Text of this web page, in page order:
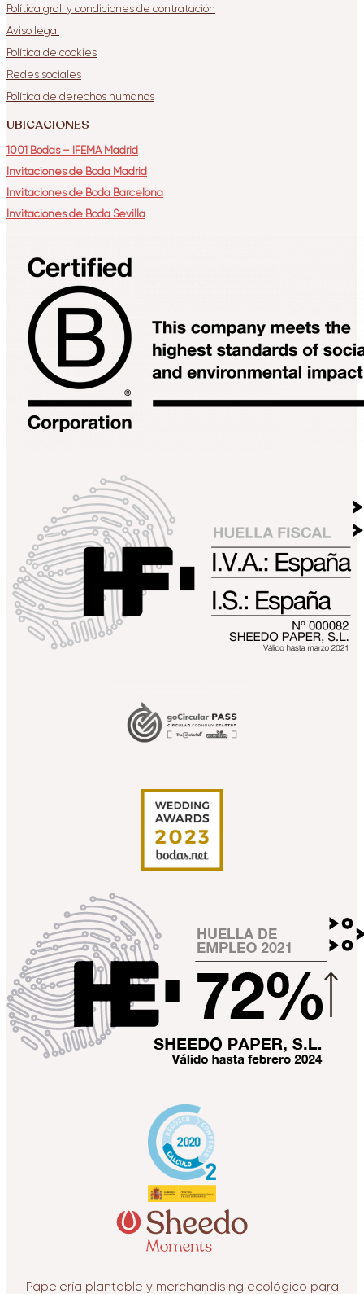
Política gral. y condiciones de contratación
Aviso legal
Política de cookies
Redes sociales
Política de derechos humanos
UBICACIONES
1001 Bodas – IFEMA Madrid
Invitaciones de Boda Madrid
Invitaciones de Boda Barcelona
Invitaciones de Boda Sevilla
Papelería plantable y merchandising ecológico para